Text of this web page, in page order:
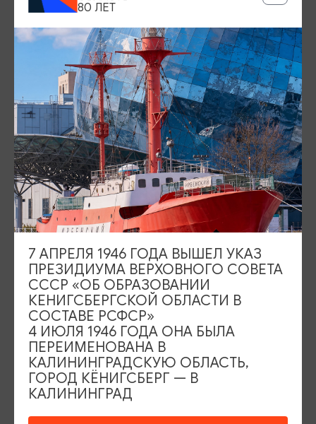
Географические сказки»
В. Пристромова «Калининград для детей (от 8 до 10
лет)»
О. Велейко «Калининград. Там, где танцует лес»
О. Дмитриева «Биография Э.Т.А. Гофмана,
рассказанная его котом»
А. Вин «Книжная серия для детей «Фортики»
Квест-раскраска «Хомлины», ТИЦ Калининграда
Гастрономия
80 ЛЕТ
7 АПРЕЛЯ 1946 ГОДА ВЫШЕЛ УКАЗ
ПРЕЗИДИУМА ВЕРХОВНОГО СОВЕТА
СССР «ОБ ОБРАЗОВАНИИ
КЕНИГСБЕРГСКОЙ ОБЛАСТИ В
СОСТАВЕ РСФСР»
4 ИЮЛЯ 1946 ГОДА ОНА БЫЛА
ПЕРЕИМЕНОВАНА В
КАЛИНИНГРАДСКУЮ ОБЛАСТЬ,
ГОРОД КЁНИГСБЕРГ — В
КАЛИНИНГРАД